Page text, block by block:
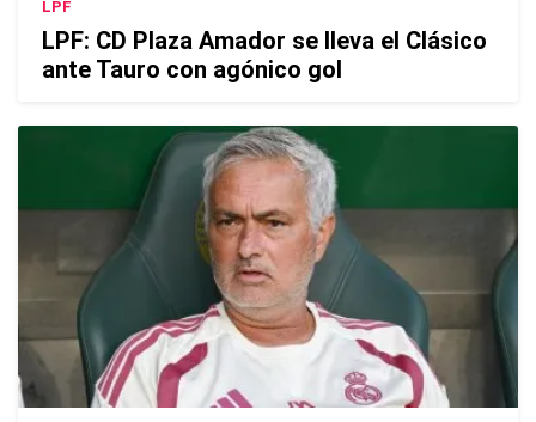
LPF
LPF: CD Plaza Amador se lleva el Clásico
ante Tauro con agónico gol